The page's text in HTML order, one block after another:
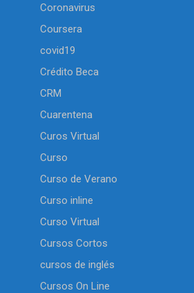
Coronavirus
Coursera
covid19
Crédito Beca
CRM
Cuarentena
Curos Virtual
Curso
Curso de Verano
Curso inline
Curso Virtual
Cursos Cortos
cursos de inglés
Cursos On Line